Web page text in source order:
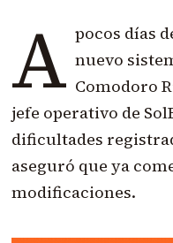
A pocos días
nuevo
Comodoro
jefe operativo de
dificultades
aseguró que ya
modificaciones.